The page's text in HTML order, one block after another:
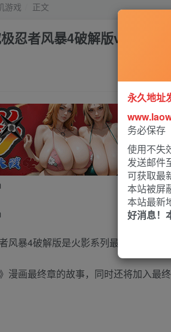
游戏 正文
忍者风暴4破解版v1.09整合
风暴4破解版是火影系列最新作，本
漫画最终章的故事，同时还将加入最
永久地址
务必保存
使用不失
发送邮件
可获取最
本站被屏
本站最新
好消息！